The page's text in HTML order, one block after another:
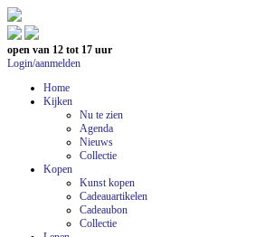
open van 12 tot 17 uur
Login/aanmelden
Home
Kijken
Nu te zien
Agenda
Nieuws
Collectie
Kopen
Kunst kopen
Cadeauartikelen
Cadeaubon
Collectie